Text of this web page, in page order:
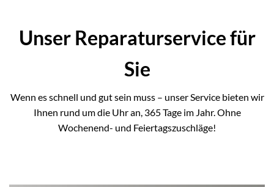
Unser Reparaturservicefür
Sie
Wenn es schnell und gut sein muss – unser Service bieten wir
Ihnen rund um die Uhr an, 365 Tage im Jahr. Ohne
Wochenend- und Feiertagszuschläge!